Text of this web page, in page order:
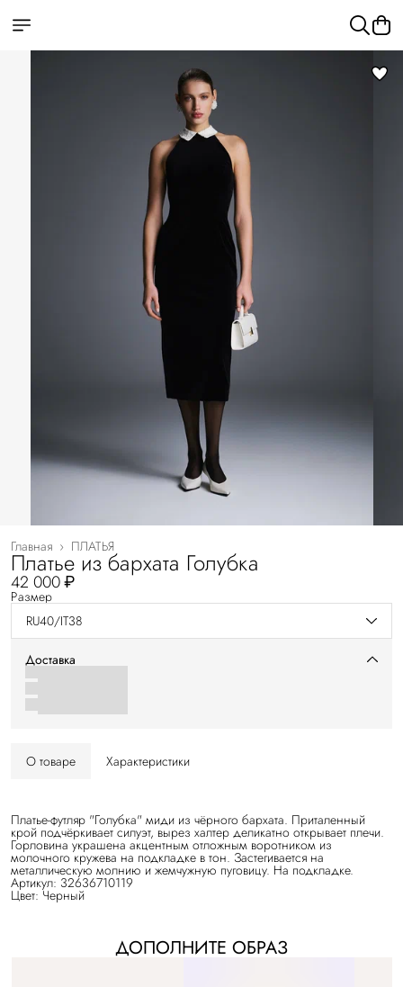
ПЛАТЬЯ
Главная ›
Платье из бархата Голубка
42 000 ₽
Размер
RU40/IT38
Доставка
О товаре Характеристики
Платье-футляр "Голубка" миди из чёрного бархата. Приталенный
крой подчёркивает силуэт, вырез халтер деликатно открывает плечи.
Горловина украшена акцентным отложным воротником из
молочного кружева на подкладке в тон. Застегивается на
металлическую молнию и жемчужную пуговицу. На подкладке.
Артикул: 32636710119
Цвет: Черный
ДОПОЛНИТЕ ОБРАЗ